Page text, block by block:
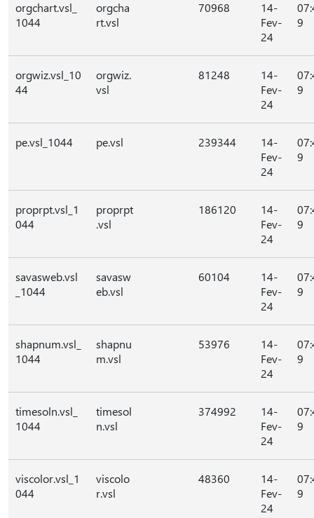
orgchart.vsl_
1044
orgcha
rt.vsl
70968
14-
Fev-
24
9
orgwiz.vsl_10
44
orgwiz.
vsl
81248
14-
Fev-
24
9
pe.vsl_1044 pe.vsl 239344
14-
Fev-
24
9
proprpt.vsl_1
044
proprpt
.vsl
186120
14-
Fev-
24
9
savasweb.vsl
_1044
savasw
eb.vsl
60104
14-
Fev-
24
9
shapnum.vsl_
1044
shapnu
m.vsl
53976
14-
Fev-
24
9
timesoln.vsl_
1044
timesol
n.vsl
374992
14-
Fev-
24
9
viscolor.vsl_1
044
viscolo
r.vsl
48360
14-
Fev-
24
9